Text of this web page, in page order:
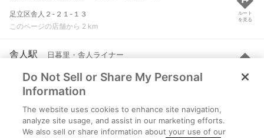
足立区舎人２-２１-１３
このページの店舗から 2 km
ルート
を見る
舎人駅 日暮里・舎人ライナー
足立区舎人１-１６-１５
このページの店舗から 2.4 km
ルート
を見る
竹ノ塚駅 東武伊勢崎線
足立区竹の塚６丁目
Do Not Sell or Share My Personal
Information
The website uses cookies to enhance site navigation,
analyze site usage, and assist in our marketing efforts.
We also sell or share information about your use of our